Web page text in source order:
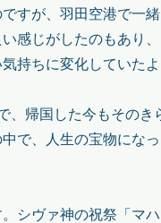
すが、羽田空港で一
感じがしたのもあり
持ちに変化していたよ
、帰国した今もそのき
で、人生の宝物にな
シヴァ神の祝祭「マ